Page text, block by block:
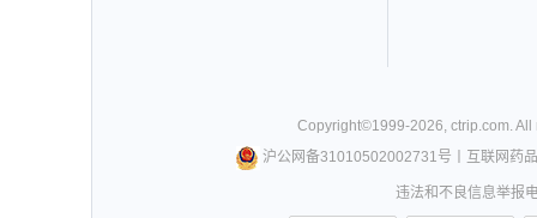
Copyright©1999-2026,ctrip.com.
沪公网备31010502002731号
互联网药
违法和不良信息举报